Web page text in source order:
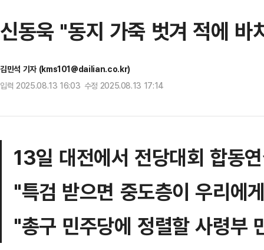
신동욱 "동지 가죽 벗겨 적에
김민석 기자 (kms101@dailian.co.kr)
입력 2025.08.13 16:03 수정 2025.08.13 17:14
13일 대전에서 전당대회 합동
"특검 받으면 중도층이 우리에
"총구 민주당에 정렬할 사령부